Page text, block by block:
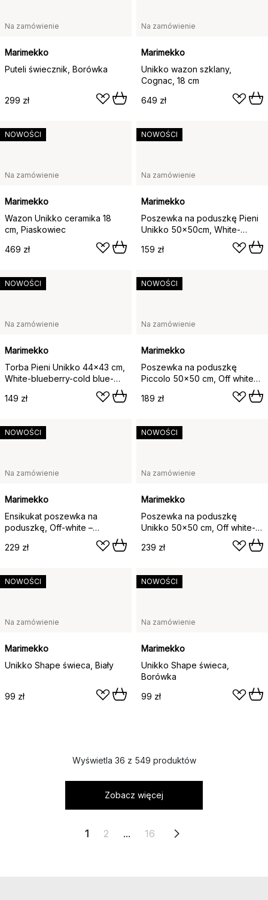
Na zamówienie
Marimekko
Puteli świecznik, Borówka
299 zł
Na zamówienie
Marimekko
Unikko wazon szklany,
Cognac, 18 cm
649 zł
Na zamówienie
Marimekko
Wazon Unikko ceramika 18
cm, Piaskowiec
469 zł
NOWOŚCI
Na zamówienie
Marimekko
Poszewka na poduszkę Pieni
Unikko 50x50cm, White-
blueberry-cold blue-dark
brown
159 zł
NOWOŚCI
Na zamówienie
Marimekko
Torba Pieni Unikko 44x43 cm,
White-blueberry-cold blue-
149 zł
NOWOŚCI
Na zamówienie
Marimekko
Poszewka na poduszkę
Piccolo 50x50 cm, Off white-
189 zł
NOWOŚCI
Na zamówienie
Marimekko
Ensikukat poszewka na
poduszkę, Off-white –
229 zł
NOWOŚCI
Na zamówienie
Marimekko
Poszewka na poduszkę
Unikko 50x50 cm, Off white-
239 zł
NOWOŚCI
Na zamówienie
Marimekko
Unikko Shape świeca, Biały
99 zł
NOWOŚCI
Na zamówienie
Marimekko
Unikko Shape świeca,
Borówka
99 zł
NOWOŚCI
Wyświetla 36 z 549 produktów
Zobacz więcej
1 2 ... 16